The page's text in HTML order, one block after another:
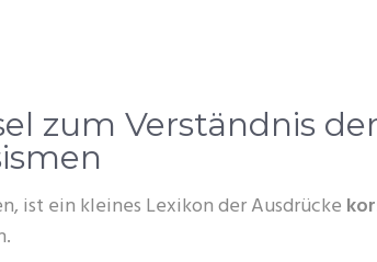
zum Verständnis
ist ein kleines Lexikon der Ausdrücke